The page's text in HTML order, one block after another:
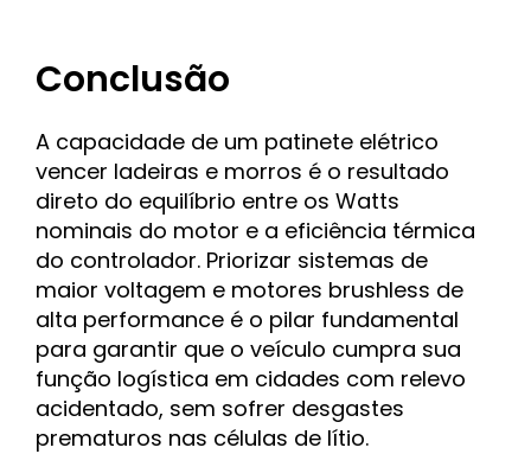
Conclusão
A capacidade de um patinete elétrico
vencer ladeiras e morros é o resultado
direto do equilíbrio entre os Watts
nominais do motor e a eficiência térmica
do controlador. Priorizar sistemas de
maior voltagem e motores brushless de
alta performance é o pilar fundamental
para garantir que o veículo cumpra sua
função logística em cidades com relevo
acidentado, sem sofrer desgastes
prematuros nas células de lítio.